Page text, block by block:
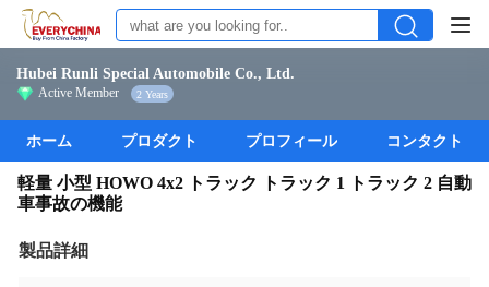
Hubei Runli Special Automobile Co., Ltd.
Active Member 2 Years
ホーム プロダクト プロフィール コンタクト
軽量 小型 HOWO 4x2 トラック トラック 1 トラック 2 自動
車事故の機能
製品詳細